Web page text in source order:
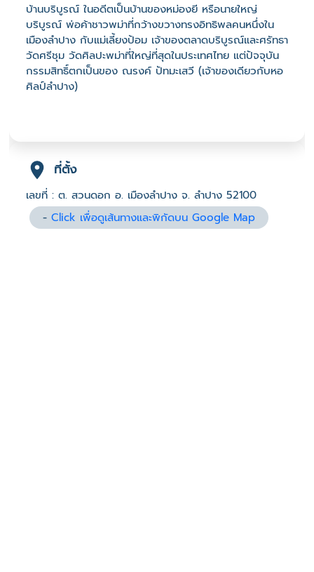
บ้านบริบูรณ์ ในอดีตเป็นบ้านของหม่องยี หรือนายใหญ่
บริบูรณ์ พ่อค้าชาวพม่าที่กว้างขวางทรงอิทธิพลคนหนึ่งใน
เมืองลำปาง กับแม่เลี้ยงป้อม เจ้าของตลาดบริบูรณ์และศรัทธา
วัดศรีชุม วัดศิลปะพม่าที่ใหญ่ที่สุดในประเทศไทย แต่ปัจจุบัน
กรรมสิทธิ์ตกเป็นของ ณรงค์ ปัทมะเสวี (เจ้าของเดียวกับหอ
ศิลป์ลำปาง)
ที่ตั้ง
เลขที่ : ต. สวนดอก อ. เมืองลำปาง จ. ลำปาง 52100
-Click เพื่อดูเส้นทางและพิกัดบน Google Map